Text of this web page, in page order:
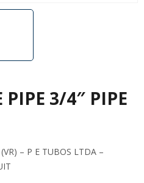
PIPE 3/4″ PIPE
– P E TUBOS LTDA –